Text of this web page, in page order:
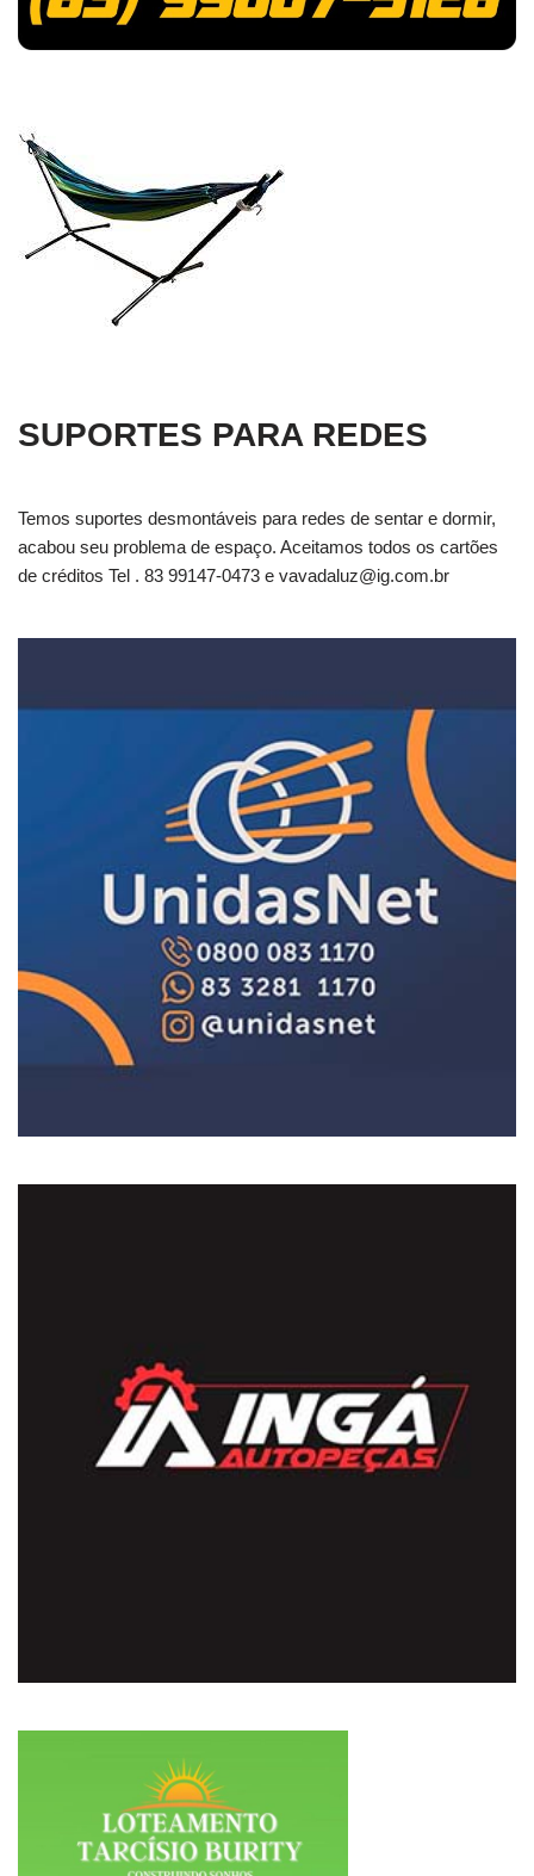
SUPORTES PARA REDES
Temos suportes desmontáveis para redes de sentar e dormir,
acabou seu problema de espaço. Aceitamos todos os cartões
de créditos Tel . 83 99147-0473 e vavadaluz@ig.com.br